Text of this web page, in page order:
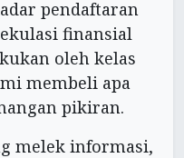
pendaftaran
finansial
oleh kelas
membeli apa
pikiran.
melek informasi,